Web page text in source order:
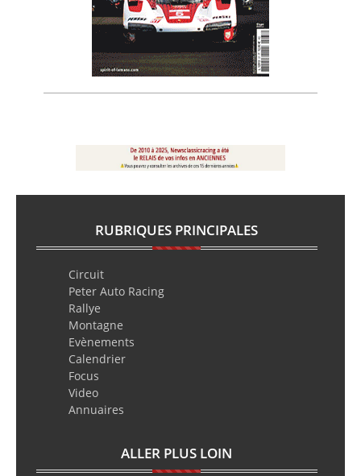
RUBRIQUES PRINCIPALES
Circuit
Peter Auto Racing
Rallye
Montagne
Evènements
Calendrier
Focus
Video
Annuaires
ALLER PLUS LOIN